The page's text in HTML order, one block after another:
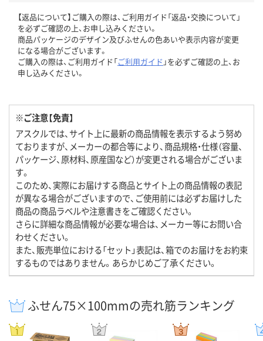
【返品について】ご購入の際は、ご利用ガイド「返品・交換について」
を必ずご確認の上、お申し込みください。
商品パッケージのデザイン及びふせんの色あいや表示内容が変更
になる場合がございます。
ご購入の際は、ご利用ガイド「ご利用ガイド 」を必ずご確認の上、お
申し込みください。
※ご注意【免責】
アスクルでは、サイト上に最新の商品情報を表示するよう努め
ておりますが、メーカーの都合等により、商品規格・仕様（容量、
パッケージ、原材料、原産国など）が変更される場合がございま
す。
このため、実際にお届けする商品とサイト上の商品情報の表記
が異なる場合がございますので、ご使用前には必ずお届けした
商品の商品ラベルや注意書きをご確認ください。
さらに詳細な商品情報が必要な場合は、メーカー等にお問い合
わせください。
また、販売単位における「セット」表記は、箱でのお届けをお約束
するものではありません。あらかじめご了承ください。
ふせん75×100mmの売れ筋ランキング